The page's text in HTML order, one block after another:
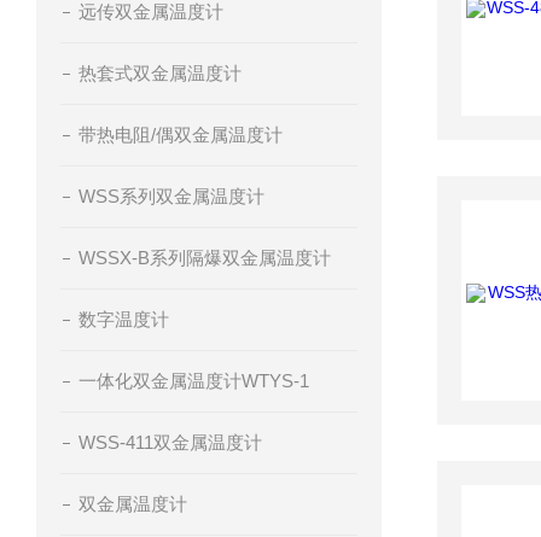
远传双金属温度计
热套式双金属温度计
带热电阻/偶双金属温度计
WSS系列双金属温度计
WSSX-B系列隔爆双金属温度计
数字温度计
一体化双金属温度计WTYS-1
WSS-411双金属温度计
双金属温度计